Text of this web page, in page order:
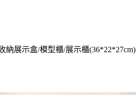
納展示盒/模型櫃/展示櫃(36*22*27cm)